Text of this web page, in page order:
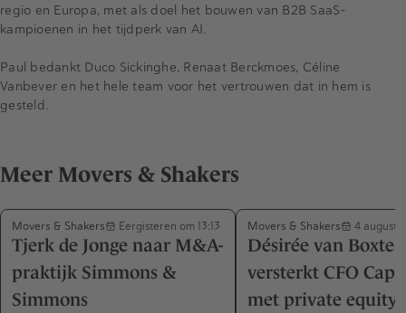
regio en Europa, met als doel het bouwen van B2B SaaS-
kampioenen in het tijdperk van AI.
Paul bedankt Duco Sickinghe, Renaat Berckmoes, Céline
Vanbever en het hele team voor het vertrouwen dat in hem is
gesteld.
Meer Movers & Shakers
Movers & Shakers Eergisteren om 13:13
Tjerk de Jonge naar M&A-
praktijk Simmons &
Simmons
Movers & Shakers 4
Désirée van Boxtel
versterkt CFO
met private equity-